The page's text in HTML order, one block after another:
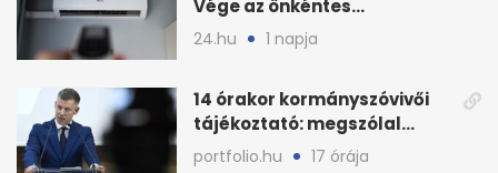
Vége az önkéntes
fogyasztáscsökkentésnek
24.hu 1 napja
14 órakor kormányszóvivői
tájékoztató: megszólal
Magyar Péter is
portfolio.hu 17 órája